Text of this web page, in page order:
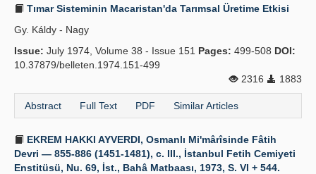
Tımar Sisteminin Macaristan'da Tarımsal Üretime Etkisi
Gy. Káldy - Nagy
Issue: July 1974, Volume 38 - Issue 151 Pages: 499-508 DOI:
10.37879/belleten.1974.151-499
2316
1883
Abstract Full Text PDF Similar Articles
EKREM HAKKI AYVERDI, Osmanlı Mi'mârîsinde Fâtih
Devri — 855-886 (1451-1481), c. III., İstanbul Fetih Cemiyeti
Enstitüsü, Nu. 69, İst., Bahâ Matbaası, 1973, S. VI + 544.